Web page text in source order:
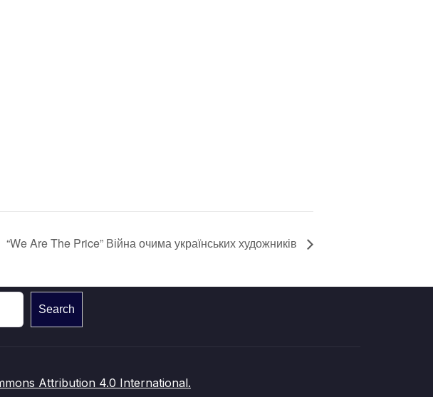
“We Are The Price” Війна очима українських художників
Search
Attribution 4.0 International.